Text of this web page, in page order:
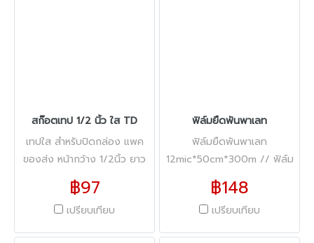
สก๊อตเทป 1/2 นิ้ว ใส TD
เทปใส สำหรับปิดกล่อง แพค
ของส่ง หน้ากว้าง 1/2นิ้ว ยาว
45หลา หนา 40 ไมครอน
฿97
เปรียบเทียบ
ฟิล์มยืดพันพาเลท
ฟิล์มยืดพันพาเลท
12mic*50cm*300m // ฟิล์ม
ยืดพันพาเลท
15mic*50cm*300m
฿148
เปรียบเทียบ